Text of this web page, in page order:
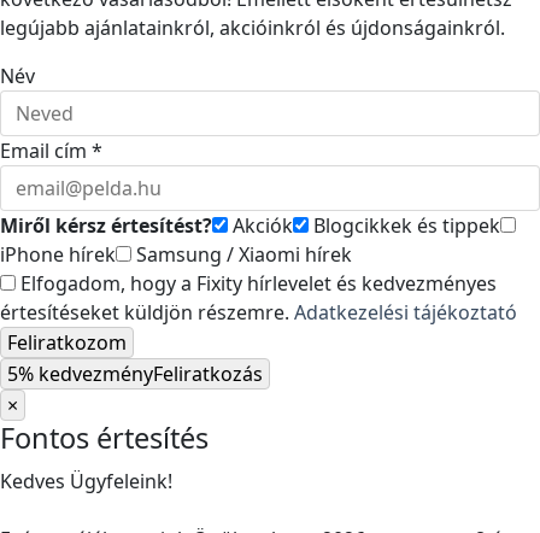
legújabb ajánlatainkról, akcióinkról és újdonságainkról.
Név
Email cím *
Miről kérsz értesítést? Akciók
Blogcikkek és tippek
iPhone hírek
Samsung / Xiaomi hírek
Elfogadom, hogy a Fixity hírlevelet és kedvezményes
értesítéseket küldjön részemre. Adatkezelési tájékoztató
Feliratkozom
5% kedvezményFeliratkozás
×
Fontos értesítés
Kedves Ügyfeleink!